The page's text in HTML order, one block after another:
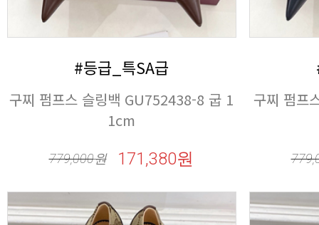
#등급_특SA급
1cm
779,000원 171,380원